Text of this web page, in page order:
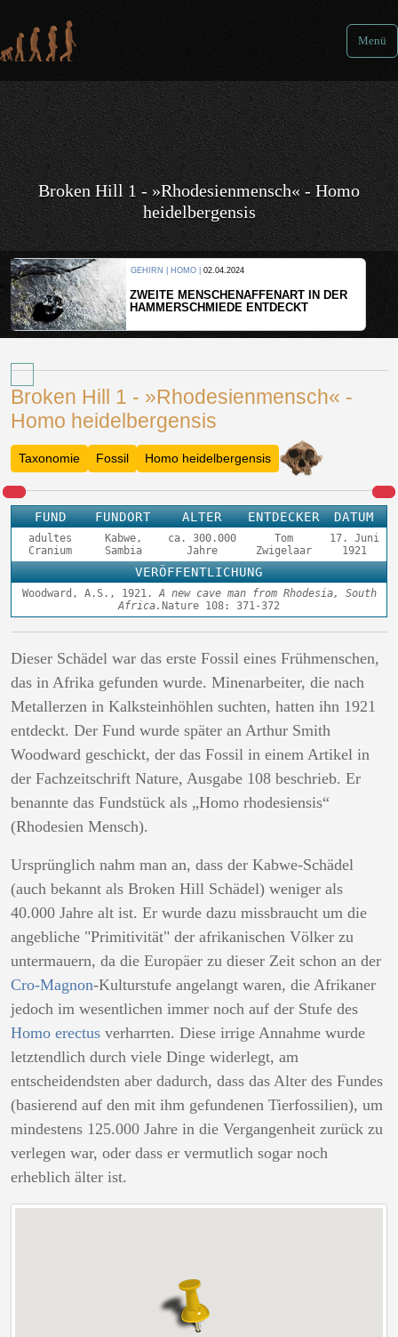
Menü
Broken Hill 1 - »Rhodesienmensch« - Homo
heidelbergensis
WER HAT DEN
IN DER
ENTDECKT
Broken Hill 1 - »Rhodesienmensch« -
Homo heidelbergensis
Taxonomie Fossil Homo heidelbergensis
FUND FUNDORT ALTER ENTDECKER DATUM
adultes
Cranium
Kabwe,
Sambia
ca. 300.000
Jahre
Tom
Zwigelaar
17. Juni
1921
VERÖFFENTLICHUNG
Woodward, A.S., 1921.A new cave man from Rhodesia, South
Africa. Nature 108: 371-372
Dieser Schädel war das erste Fossil eines Frühmenschen,
das in Afrika gefunden wurde. Minenarbeiter, die nach
Metallerzen in Kalksteinhöhlen suchten, hatten ihn 1921
entdeckt. Der Fund wurde später an Arthur Smith
Woodward geschickt, der das Fossil in einem Artikel in
der Fachzeitschrift Nature, Ausgabe 108 beschrieb. Er
benannte das Fundstück als „Homo rhodesiensis“
(Rhodesien Mensch).
Ursprünglich nahm man an, dass der Kabwe-Schädel
(auch bekannt als Broken Hill Schädel) weniger als
40.000 Jahre alt ist. Er wurde dazu missbraucht um die
angebliche "Primitivität" der afrikanischen Völker zu
untermauern, da die Europäer zu dieser Zeit schon an der
Cro-Magnon-Kulturstufe angelangt waren, die Afrikaner
jedoch im wesentlichen immer noch auf der Stufe des
Homo erectus verharrten. Diese irrige Annahme wurde
letztendlich durch viele Dinge widerlegt, am
entscheidendsten aber dadurch, dass das Alter des Fundes
(basierend auf den mit ihm gefundenen Tierfossilien), um
mindestens 125.000 Jahre in die Vergangenheit zurück zu
verlegen war, oder dass er vermutlich sogar noch
erheblich älter ist.